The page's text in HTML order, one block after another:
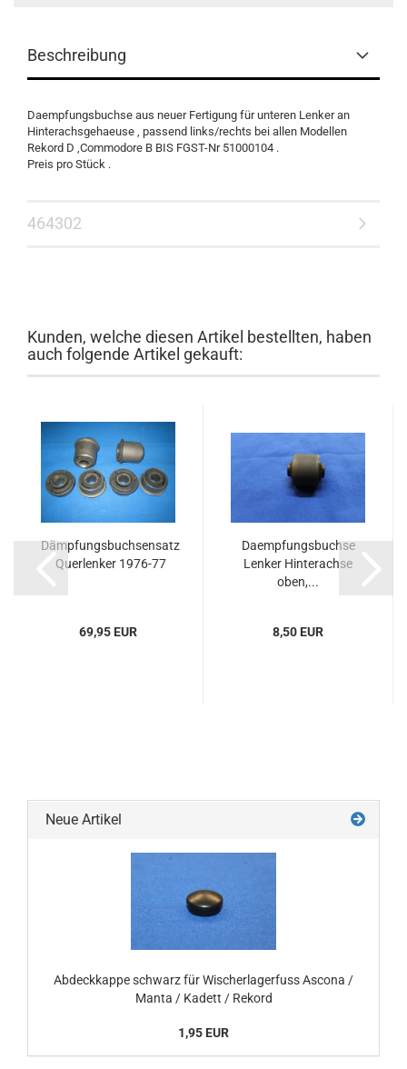
Beschreibung
Daempfungsbuchse aus neuer Fertigung für unteren Lenker an
Hinterachsgehaeuse , passend links/rechts bei allen Modellen
Rekord D ,Commodore B BIS FGST-Nr 51000104 .
Preis pro Stück .
464302
Kunden, welche diesen Artikel bestellten, haben
auch folgende Artikel gekauft:
Dämpfungsbuchsensatz
Querlenker 1976-77
69,95 EUR
Daempfungsbuchse
Lenker Hinterachse
oben,...
8,50 EUR
Neue Artikel
Abdeckkappe schwarz für Wischerlagerfuss Ascona /
Manta / Kadett / Rekord
1,95 EUR